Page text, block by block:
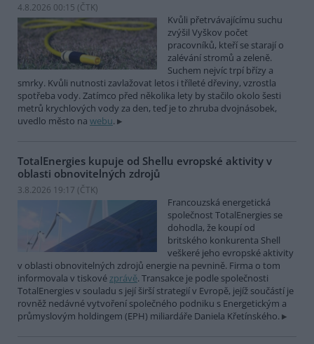
4.8.2026 00:15 (ČTK)
Kvůli přetrvávajícímu suchu
zvýšil Vyškov počet
pracovníků, kteří se starají o
zalévání stromů a zeleně.
Suchem nejvíc trpí břízy a
smrky. Kvůli nutnosti zavlažovat letos i tříleté dřeviny, vzrostla
spotřeba vody. Zatímco před několika lety by stačilo okolo šesti
metrů krychlových vody za den, teď je to zhruba dvojnásobek,
uvedlo město na webu.
TotalEnergies kupuje od Shellu evropské aktivity v
oblasti obnovitelných zdrojů
3.8.2026 19:17 (ČTK)
Francouzská energetická
společnost TotalEnergies se
dohodla, že koupí od
britského konkurenta Shell
veškeré jeho evropské aktivity
v oblasti obnovitelných zdrojů energie na pevnině. Firma o tom
informovala v tiskovézprávě. Transakce je podle společnosti
TotalEnergies v souladu s její širší strategií v Evropě, jejíž součástí je
rovněž nedávné vytvoření společného podniku s Energetickým a
průmyslovým holdingem (EPH) miliardáře Daniela Křetínského.